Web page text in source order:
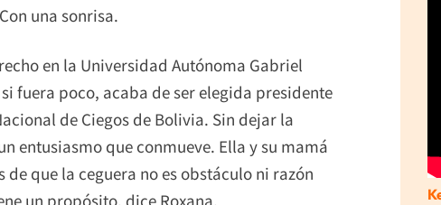
una sonrisa.
en la Universidad Autónoma Gabriel
fuera poco, acaba de ser elegida presidente
de Ciegos de Bolivia. Sin dejar la
entusiasmo que conmueve. Ella y su mamá
que la ceguera no es obstáculo ni razón
un propósito, dice Roxana.